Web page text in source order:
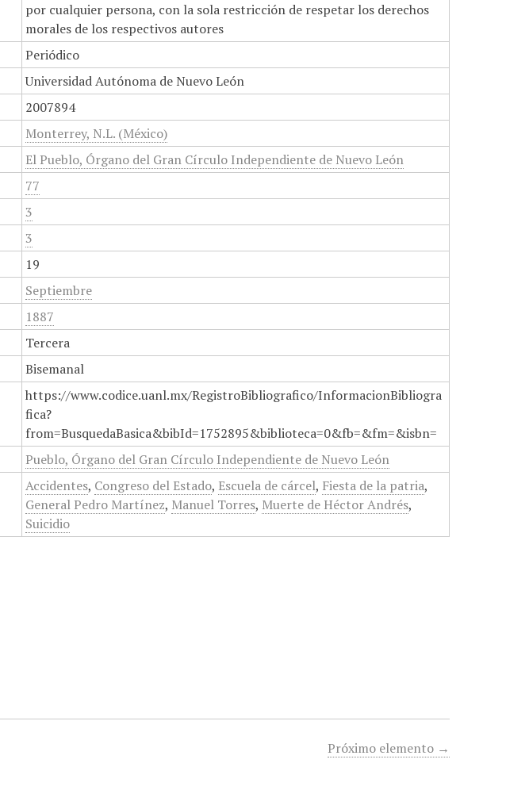
por cualquier persona, con la sola restricción de respetar los derechos
morales de los respectivos autores
Periódico
Universidad Autónoma de Nuevo León
2007894
Monterrey, N.L. (México)
El Pueblo, Órgano del Gran Círculo Independiente de Nuevo León
77
3
3
19
Septiembre
1887
Tercera
Bisemanal
https://www.codice.uanl.mx/RegistroBibliografico/InformacionBibliogra
fica?
from=BusquedaBasica&bibId=1752895&biblioteca=0&fb=&fm=&isbn=
Pueblo, Órgano del Gran Círculo Independiente de Nuevo León
Accidentes, Congreso del Estado, Escuela de cárcel, Fiesta de la patria,
General Pedro Martínez, Manuel Torres, Muerte de Héctor Andrés,
Suicidio
Próximo elemento →